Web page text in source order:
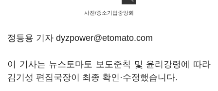
사진/중소기업중앙회
정등용 기자 dyzpower@etomato.com
이 기사는 뉴스토마토 보도준칙 및 윤리강령에 따라
김기성 편집국장이 최종 확인·수정했습니다.